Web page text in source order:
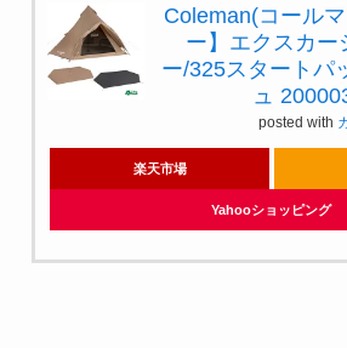
Coleman(コール
ー】エクスカー
ー/325スタートパ
ュ
posted with
楽天市場
Yahooショッピング